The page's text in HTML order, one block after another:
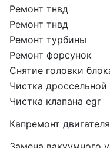
Ремонт тнвд
Ремонт тнвд
Ремонт турбины
Ремонт форсунок
Снятие головки
Чистка дроссельной
Чистка клапана egr
Капремонт двигателя